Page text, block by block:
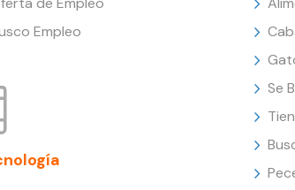
Empleo
Se